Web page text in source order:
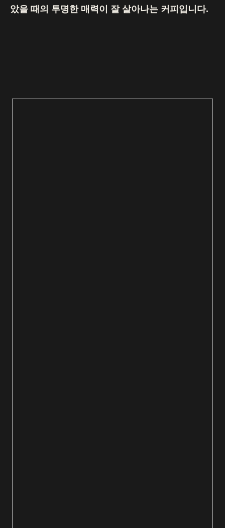
았을 때의 투명한 매력이 잘 살아나는 커피입니다.